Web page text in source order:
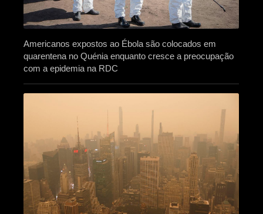
Americanos expostos ao Ébola são colocados em
quarentena no Quénia enquanto cresce a preocupação
com a epidemia na RDC